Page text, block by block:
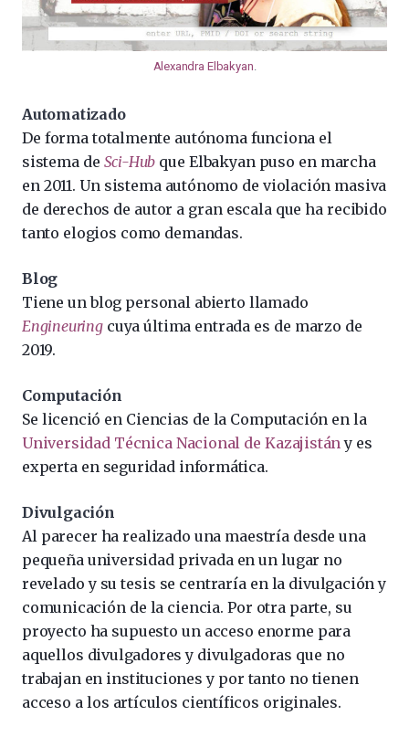
Alexandra Elbakyan
Automatizado
De forma totalmente autónoma funciona el
sistema de Sci-Hub que Elbakyan puso en marcha
en 2011. Un sistema autónomo de violación masiva
de derechos de autor a gran escala que ha recibido
tanto elogios como demandas.
Blog
Tiene un blog personal abierto llamado
Engineuringcuya última entrada es de marzo de
2019.
Computación
Se licenció en Ciencias de la Computación en la
Universidad Técnica Nacional de Kazajistán y es
experta en seguridad informática.
Divulgación
Al parecer ha realizado una maestría desde una
pequeña universidad privada en un lugar no
revelado y su tesis se centraría en la divulgación y
comunicación de la ciencia. Por otra parte, su
proyecto ha supuesto un acceso enorme para
aquellos divulgadores y divulgadoras que no
trabajan en instituciones y por tanto no tienen
acceso a los artículos científicos originales.